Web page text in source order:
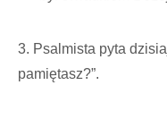
3. Psalmista pyta
pamiętasz?”.